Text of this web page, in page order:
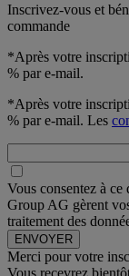
Inscrivez-vous et
commande
*Après votre
% par e-mail.
*Après votre
% par e-mail. Les
Vous consentez à
Group AG gèrent
traitement des
Merci pour votre
Vous recevrez